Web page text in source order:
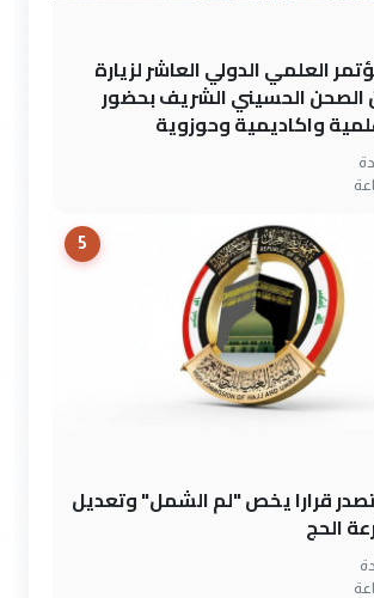
العلمي الدولي العاشر لزيارة
الصحن الحسيني الشريف بحضور
واكاديمية وحوزوية
5
قرارا يخص "لم الشمل" وتعديل
الحج